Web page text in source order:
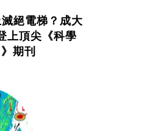
絕電梯？成大
頂尖《科學
期刊